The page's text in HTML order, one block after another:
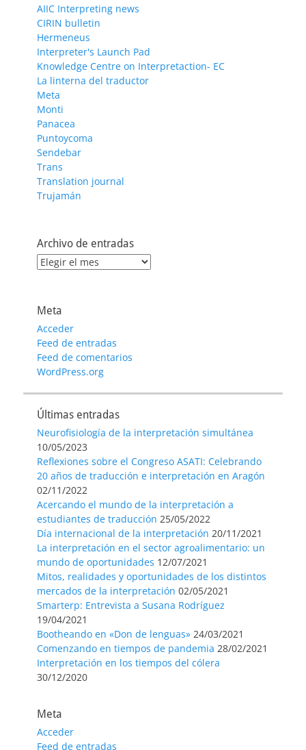
AIIC Interpreting news
CIRIN bulletin
Hermeneus
Interpreter's Launch Pad
Knowledge Centre on Interpretaction- EC
La linterna del traductor
Meta
Monti
Panacea
Puntoycoma
Sendebar
Trans
Translation journal
Trujamán
Archivo de entradas
Archivo
Meta
Acceder
Feed de entradas
Feed de comentarios
WordPress.org
Últimas entradas
Neurofisiología de la interpretación simultánea
10/05/2023
Reflexiones sobre el Congreso ASATI: Celebrando
20 años de traducción e interpretación en Aragón
02/11/2022
Acercando el mundo de la interpretación a
estudiantes de traducción 25/05/2022
Día internacional de la interpretación 20/11/2021
La interpretación en el sector agroalimentario: un
mundo de oportunidades 12/07/2021
Mitos, realidades y oportunidades de los distintos
mercados de la interpretación 02/05/2021
Smarterp: Entrevista a Susana Rodríguez
19/04/2021
Bootheando en «Don de lenguas» 24/03/2021
Comenzando en tiempos de pandemia 28/02/2021
Interpretación en los tiempos del cólera
30/12/2020
Meta
Acceder
Feed de entradas